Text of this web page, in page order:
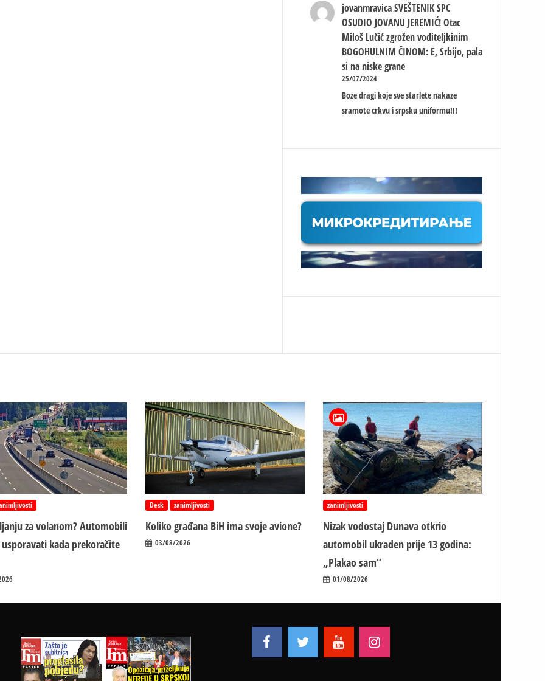
jovanmravica SVEŠTENIK SPC
OSUDIO JOVANU JEREMIĆ! Otac
Miloš Lučić zgrožen voditeljkinim
BOGOHULNIM ČINOM: E, Srbijo, pala
si na niske grane
25/07/2024
Boze dragi koje sve starlete nakaze
sramote crkvu i srpsku uniformu!!!
za volanom? Automobili
kada prekoračite
Desk zanimljivosti
Koliko građana BiH ima svoje avione?
03/08/2026
zanimljivosti
Nizak vodostaj Dunava otkrio
automobil ukraden prije 13 godina:
„Plakao sam“
01/08/2026